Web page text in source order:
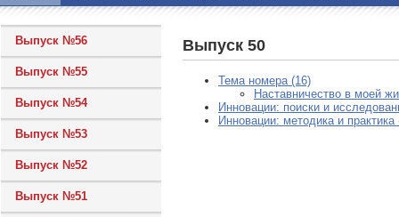
Выпуск №56
Выпуск №55
Выпуск №54
Выпуск №53
Выпуск №52
Выпуск №51
Выпуск 50
Тема номера (16)
Наставничество в моей
Инновации: поиски и
Инновации: методика и практика